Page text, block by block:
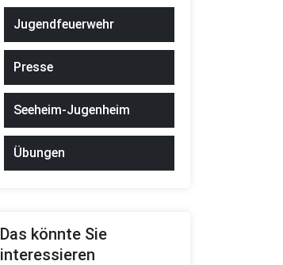
Jugendfeuerwehr
Presse
Seeheim-Jugenheim
Übungen
Das könnte Sie
interessieren